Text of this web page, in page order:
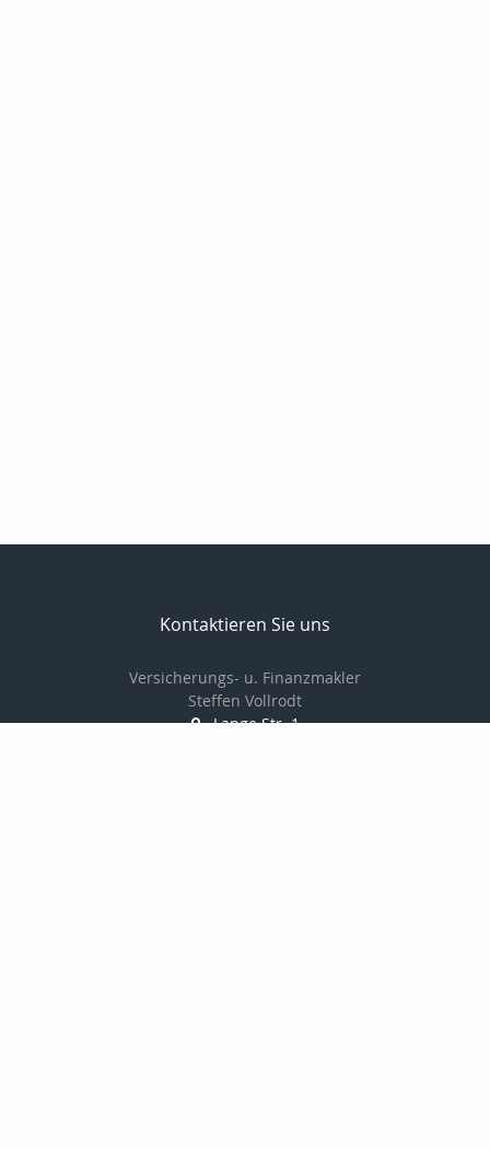
Kontaktieren Sie uns
Versicherungs- u. Finanzmakler
Steffen Vollrodt
Lange Str. 1